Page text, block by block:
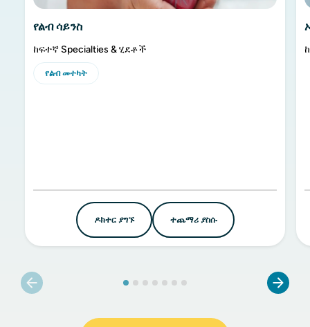
የልብ ሳይንስ
ከፍተኛ Specialties & ሂደቶች
የልብ መተካት
ዶክተር ያግኙ ተጨማሪ ያስሱ